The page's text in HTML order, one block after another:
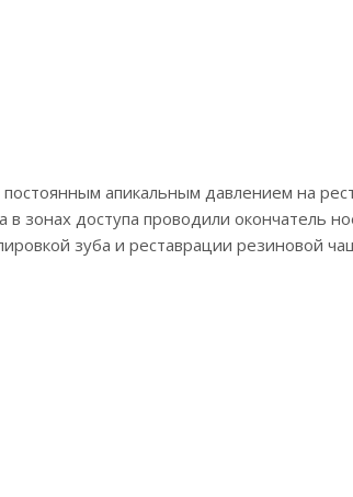
апикальным давлением на
зонах доступа проводили окончатель
зуба и реставрации резиновой